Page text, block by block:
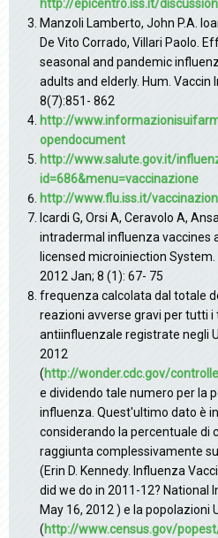
http://epicentro.iss.it/
Manzoli Lamberto, John P.A.
De Vito Corrado, Villari Paolo.
seasonal and pandemic
adults and elderly. Hum. Vaccin
8(7):851- 862
http://
opendocument
http://www.salute.gov.it/
id=686&menu=vaccinazione
http://www.flu.iss.it/
Icardi G, Orsi A, Ceravolo A,
intradermal influenza vaccines
licensed microiniection
2012 Jan; 8 (1): 67- 75
frequenza calcolata dal totale
reazioni avverse gravi per tutti i
antiinfluenzale registrate negli
2012
(http://wonder.cdc.gov/
e dividendo tale numero per la
influenza. Quest'ultimo dato è
considerando la percentuale di
raggiunta complessivamente
(Erin D. Kennedy. Influenza
did we do in 2011-12? National
May 16, 2012 ) e la popolazioni
(http://www.census.gov/